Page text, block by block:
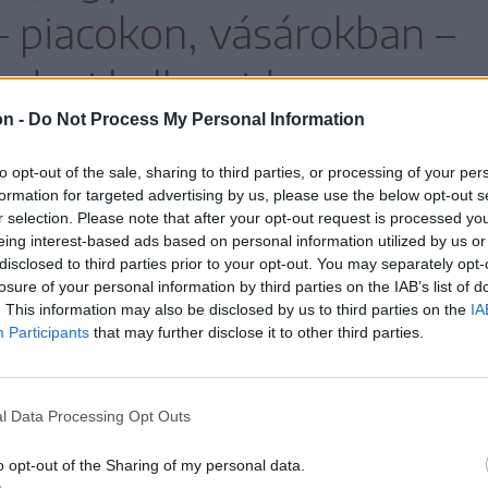
- Do Not Process My Personal Information
opt-out of the sale, sharing to third parties, or processing of your
for targeted advertising by us, please use the below opt-out
selection. Please note that after your opt-out request is processed
interest-based ads based on personal information utilized by us
to third parties prior to your opt-out. You may separately
of your personal information by third parties on the IAB’s list of
This information may also be disclosed by us to third parties on the
Participants that may further disclose it to other third parties.
Data Processing Opt Outs
opt-out of the Sharing of my personal data.
piacokon, vásárokban –
kell majd.
tilalmat is, ami azt is maga után vonja,
idejét sem
vagyis tetszőleges
tarthatnak, nem kell